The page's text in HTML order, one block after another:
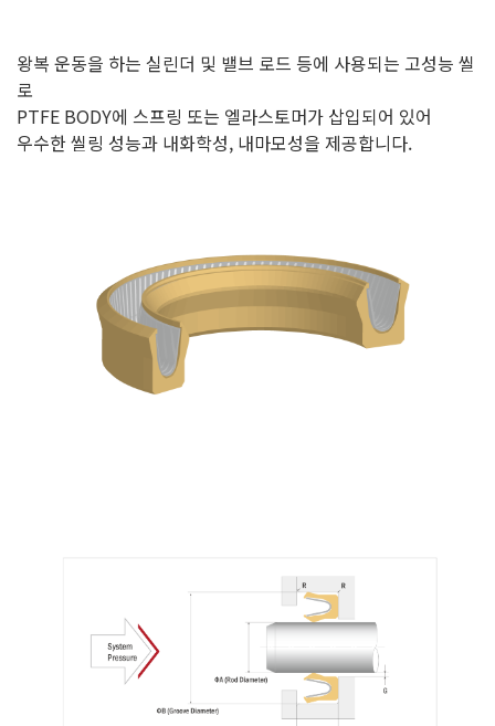
왕복 운동을 하는 실린더 및 밸브 로드 등에 사용되는 고성능 씰
로
PTFE BODY에 스프링 또는 엘라스토머가 삽입되어 있어
우수한 씰링 성능과 내화학성, 내마모성을 제공합니다.